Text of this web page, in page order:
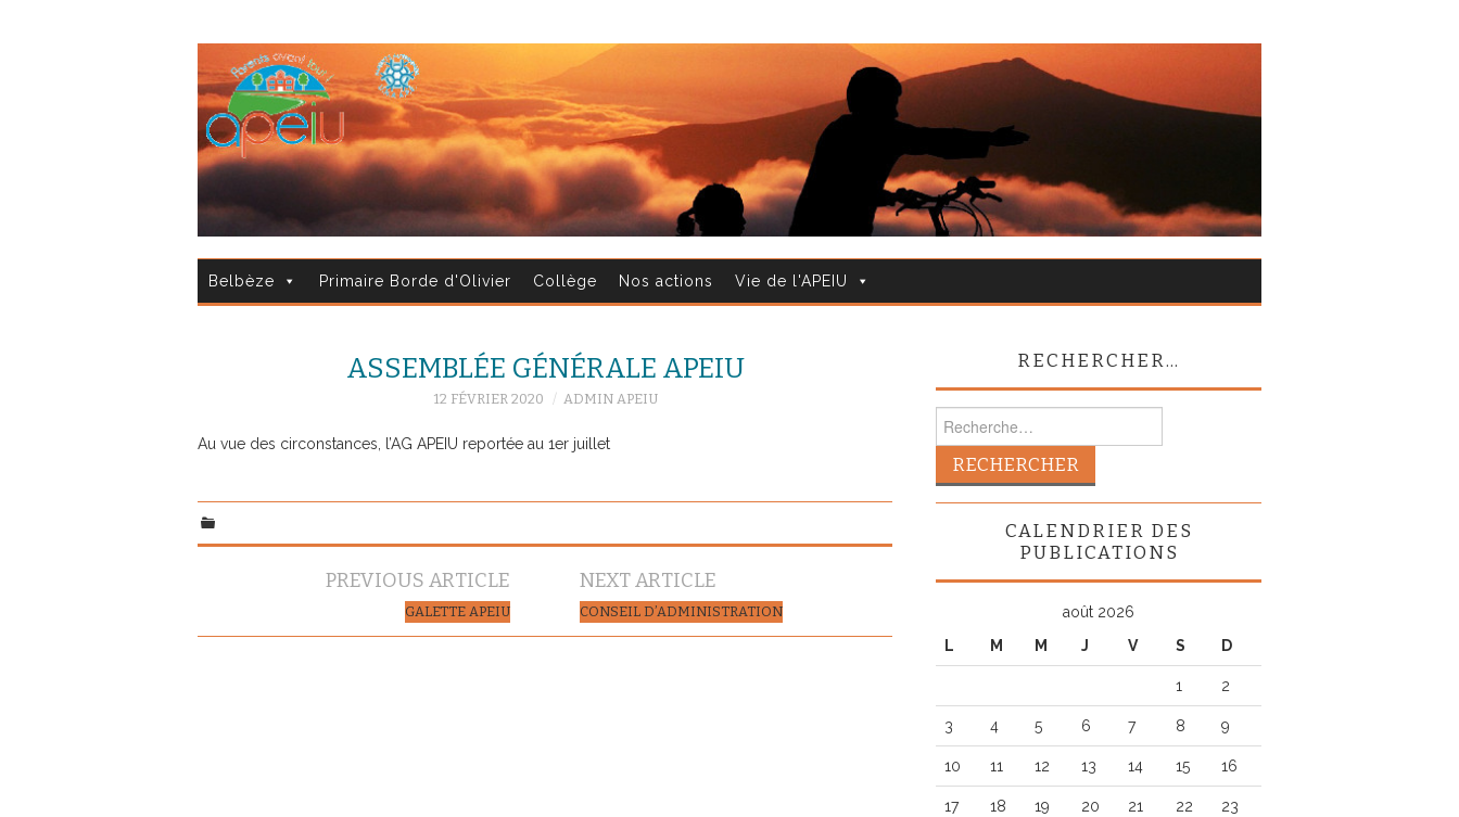
Belbèze Primaire Borde d'Olivier Collège Nos actions Vie de l'APEIU
ASSEMBLÉE GÉNÉRALE APEIU
12 FÉVRIER 2020 ADMIN APEIU
Au vue des circonstances, l’AG APEIU reportée au 1er juillet
Navigation
articles
PREVIOUS ARTICLE
GALETTE APEIU
NEXT ARTICLE
CONSEIL D’ADMINISTRATION
RECHERCHER…
CALENDRIER DES
PUBLICATIONS
août 2026
L
M M J V S D
1 2
3 4 5 6 7 8 9
10 11 12 13 14 15 16
17 18 19 20 21 22 23